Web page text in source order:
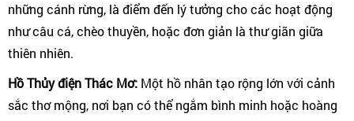
những cánh rừng, là điểm đến lý tưởng cho các hoạt động
như câu cá, chèo thuyền, hoặc đơn giản là thư giãn giữa
thiên nhiên.
Hồ Thủy điện Thác Mơ: Một hồ nhân tạo rộng lớn với cảnh
sắc thơ mộng, nơi bạn có thể ngắm bình minh hoặc hoàng